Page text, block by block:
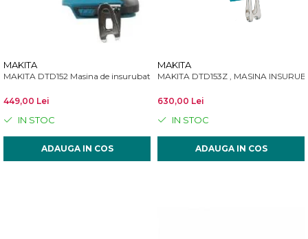
MAKITA
MAKITA DTD152 Masina de insurubat cu impact, 166N
449,00 Lei
IN STOC
ADAUGA IN COS
MAKITA
MAKITA DTD153Z , MASINA
630,00 Lei
IN STOC
ADAUGA IN COS